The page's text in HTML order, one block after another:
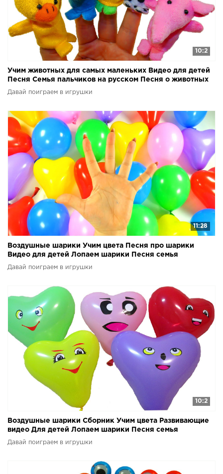
10:2
Учим животных для самых маленьких Видео для детей
Песня Семья пальчиков на русском Песня о животных
Давай поиграем в игрушки
11:28
Воздушные шарики Учим цвета Песня про шарики
Видео для детей Лопаем шарики Песня семья
пальчиков
Давай поиграем в игрушки
10:2
Воздушные шарики Сборник Учим цвета Развивающие
видео Для детей Лопаем шарики Песня семья
пальчиков
Давай поиграем в игрушки